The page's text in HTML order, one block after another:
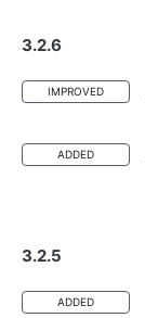
3.2.6
IMPROVED
ADDED
3.2.5
ADDED